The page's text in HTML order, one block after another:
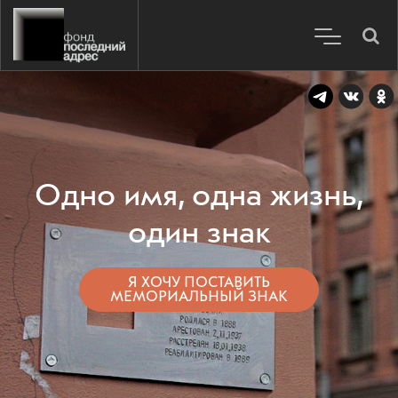
Одно имя, одна жизнь,
один знак
Я ХОЧУ ПОСТАВИТЬ
МЕМОРИАЛЬНЫЙ ЗНАК